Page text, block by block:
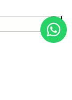
Suscribirse